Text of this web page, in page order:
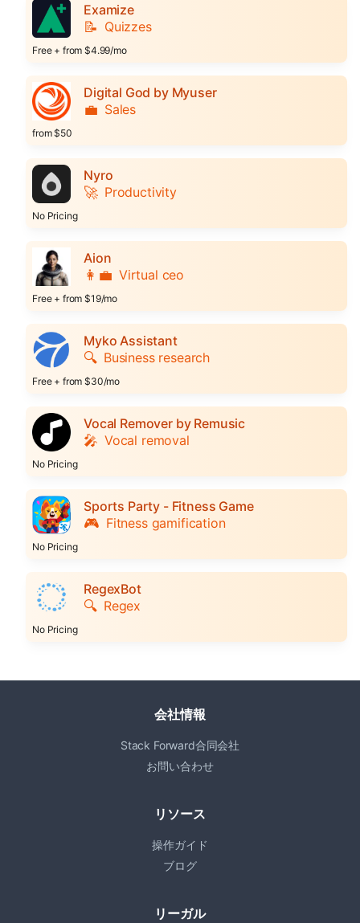
Examize
📝 Quizzes
Free + from $4.99/mo
Digital God by Myuser
💼 Sales
from $50
Nyro
🚀 Productivity
No Pricing
Aion
👩‍💼 Virtual ceo
Free + from $19/mo
Myko Assistant
🔍 Business research
Free + from $30/mo
Vocal Remover by Remusic
🎤 Vocal removal
No Pricing
Sports Party - Fitness Game
🎮 Fitness gamification
No Pricing
RegexBot
🔍 Regex
No Pricing
会社情報
Stack Forward合同会社
お問い合わせ
リソース
操作ガイド
ブログ
リーガル